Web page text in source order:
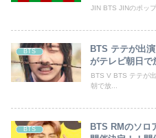
JIN BTS JINのポッ
BTS
BTS テテが出
がテレビ朝日で
BTS V BTS テテが
朝で放...
BTS
BTS RMのソロ